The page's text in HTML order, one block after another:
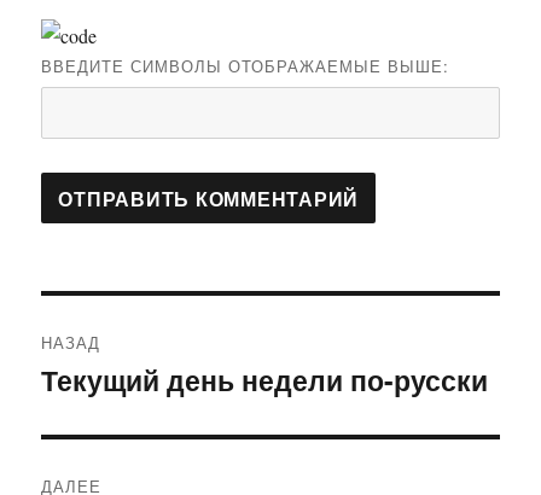
ВВЕДИТЕ СИМВОЛЫ ОТОБРАЖАЕМЫЕ ВЫШЕ:
по
НАЗАД
Предыдущая
Текущий день недели по-русски
ДАЛЕЕ